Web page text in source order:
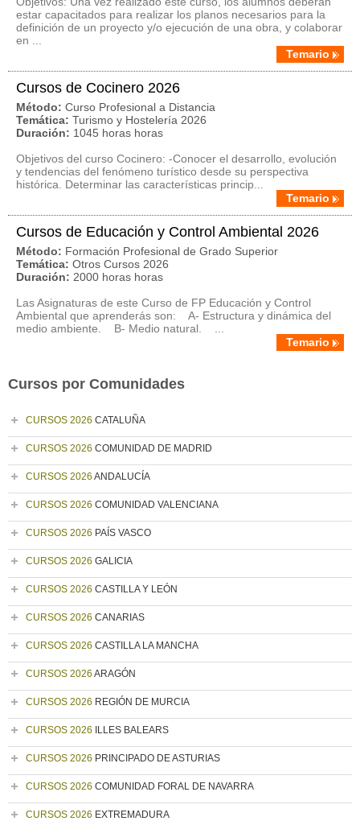
estar capacitados para realizar los planos necesarios para la
definición de un proyecto y/o ejecución de una obra, y colaborar
en ...
Temario
Cursos de Cocinero 2026
Método: Curso Profesional a Distancia
Temática: Turismo y Hostelería 2026
Duración: 1045 horas horas
Objetivos del curso Cocinero: -Conocer el desarrollo, evolución
y tendencias del fenómeno turístico desde su perspectiva
histórica. Determinar las características princip...
Temario
Cursos de Educación y Control Ambiental 2026
Método: Formación Profesional de Grado Superior
Temática: Otros Cursos 2026
Duración: 2000 horas horas
Las Asignaturas de este Curso de FP Educación y Control
Ambiental que aprenderás son: A- Estructura y dinámica del
medio ambiente. B- Medio natural. ...
Temario
Cursos por Comunidades
CURSOS 2026 CATALUÑA
CURSOS 2026 COMUNIDAD DE MADRID
CURSOS 2026 ANDALUCÍA
CURSOS 2026 COMUNIDAD VALENCIANA
CURSOS 2026 PAÍS VASCO
CURSOS 2026 GALICIA
CURSOS 2026 CASTILLA Y LEÓN
CURSOS 2026 CANARIAS
CURSOS 2026 CASTILLA LA MANCHA
CURSOS 2026 ARAGÓN
CURSOS 2026 REGIÓN DE MURCIA
CURSOS 2026 ILLES BALEARS
CURSOS 2026 PRINCIPADO DE ASTURIAS
CURSOS 2026 COMUNIDAD FORAL DE NAVARRA
CURSOS 2026 EXTREMADURA